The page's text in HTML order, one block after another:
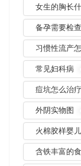
女生的胸长
备孕需要检查
习惯性流产
常见妇科病
痘坑怎么治疗
外阴实物图
火棉胶样婴儿
含铁丰富的